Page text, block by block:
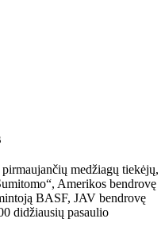
medžiagų tiekėjų,
Amerikos bendrovę
BASF, JAV bendrovę
didžiausių pasaulio